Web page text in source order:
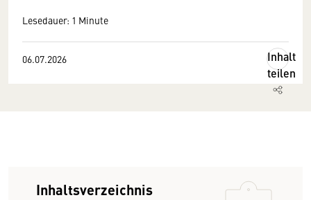
Lesedauer: 1 Minute
06.07.2026
Inhalt
teilen
Inhaltsverzeichnis